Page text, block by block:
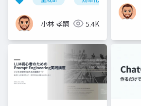
ップ
小林 孝嗣 5.4K